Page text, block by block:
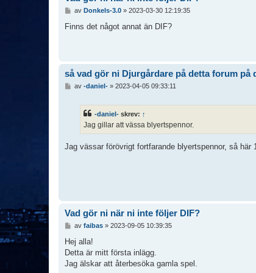
l
av Donkels-3.0» 2023-03-30 12:19:35
Finns det något annat än DIF?
så vad gör ni Djurgårdare på detta forum på
av -daniel-» 2023-04-05 09:33:11
-daniel- skrev: ↑
Jag gillar att vässa blyertspennor.
Jag vässar förövrigt fortfarande blyertspennor, så
Vad gör ni när ni inte följer DIF?
l
ä
g
g
av faibas» 2023-09-05 10:39:35
Hej alla!
Detta är mitt första inlägg.
Jag älskar att återbesöka gamla spel.